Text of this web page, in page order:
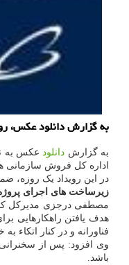
به گزارش دانلود عکس،
به گزارش دانلودعکس به
اداره کل فروش سازمانی همراه اول امروز چهارشنبه
در این رویداد یک روزه،
زیرساخت های اجرای
مصطفی درجزی مدیرکل کسب
هدف یافتن راهکارهایی
فناورانه و در کنار اتکاء
وی افزود: پس از
باشد.